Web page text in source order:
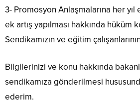
3- Promosyon Anlaşmalarına her yıl
ek artış yapılması hakkında hüküm
Sendikamızın ve eğitim
Bilgilerinizi ve konu hakkında
sendikamıza gönderilmesi
ederim.